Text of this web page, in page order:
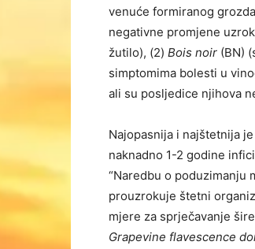
venuće formiranog
negativne promjene
žutilo), (2) Bois noir (BN)
simptomima bolesti u
ali su posljedice njihova
Najopasnija i najštetnija
naknadno 1-2 godine
“Naredbu o poduzimanju
prouzrokuje štetni
mjere za sprječavanje
Grapevine flavescence